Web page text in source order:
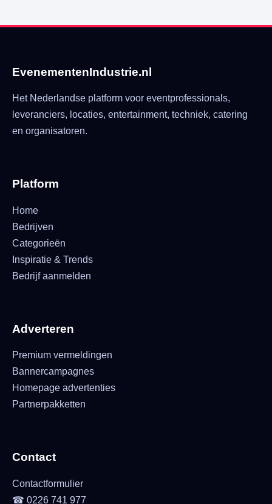
EvenementenIndustrie.nl
Het Nederlandse platform voor eventprofessionals,
leveranciers, locaties, entertainment, techniek, catering
en organisatoren.
Platform
Home
Bedrijven
Categorieën
Inspiratie & Trends
Bedrijf aanmelden
Adverteren
Premium vermeldingen
Bannercampagnes
Homepage advertenties
Partnerpakketten
Contact
Contactformulier
☎ 0226 741 977